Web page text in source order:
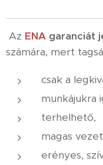
Az ENA garanciát
számára, mert
csak a
munkájukra
terhelhető,
magas
erényes,